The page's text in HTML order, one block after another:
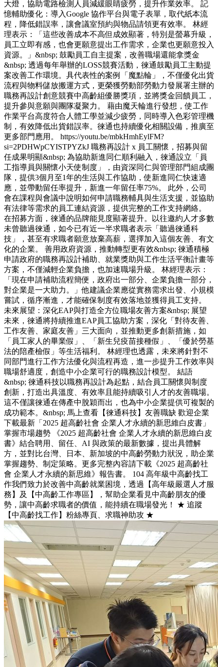
大燈，協助電路檢測人員減緩眼睛疲勞，提升作業效率。 記
憶輔助優化：導入Google 協作平台與電子表單，取代紙本流
程，降低錯誤率，讓會議室預約與物品請領更有效率。 林經
理表示：「這些改善成本不高但成效顯著，特別是螢幕升級，
員工立即有感，也會更願意提出工作需求，企業也更願意投入
資源。」&nbsp; 鼓勵員工自主提案，改善職場還能拿獎金
&nbsp; 透過每年舉辦的LOSS競賽活動，徠通鼓勵員工主動提
案改善工作環境。具代表性的案例「魔點輪」，不僅優化出貨
流程與物料儲放搬運方式，更榮獲勞動部勞動力發展署主辦的
職務再設計創意競賽中高齡組優勝獎項，並將獎金回饋員工，
提升參與意願與團隊凝聚力。 藉由魔天輪進行發想，使工作
作業平台高度符合人體工學並減少疲勞，同時導入色彩管理機
制，有效降低出貨錯誤率。徠通也持續優化相關設備，推廣至
更多部門應用。 https://youtu.be/mbkHmhEylFM?
si=2PDHWpCYISTPYZkJ 職務再設計 x 員工關懷，招募與留
任成果明顯&nbsp; 為協助新進同仁順利融入，徠通設立「員
工指導員與關懷小天使制度」，由資深同仁與管理部門組成團
隊，提供3個月至1年的生活與工作協助，使新進同仁快速適
應，並帶動留任率提升，新進一年留任率75%。 此外，公司
會在課程與會議中說明如何申請職務輔具與生活支援，並協助
有法律等需求的員工連結資源，提供完整的工作支持網絡。
在招募方面，徠通的品牌能見度顯著提升。以往邀約人才多數
未曾聽過徠通，如今已有近一半求職者表示「聽過徠通科
技」，甚至有求職者願意放棄高薪，選擇加入這個友善、有文
化的企業。 善用政府資源，推動轉型更有效&nbsp; 徠通積極
申請政府的職務再設計補助、就業獎助與工作生活平衡計畫等
方案，不僅減輕企業負擔，也加速職場升級。 林經理表示：
「現在申請補助流程簡便，政府出一部分、企業負擔一部分，
對企業是一大助力。」他建議企業應從實務需求出發、小規模
嘗試，循序漸進，才能確保制度有效落地並獲得員工支持。
未來展望：深化EAP與打造全方位職場友善方案&nbsp; 展望
未來，徠通將持續推進EAP員工協助方案，深化「對待友善、
工作友善、家庭友善」三大面向，並推動更多創新措施，如
「員工家人的畢業假」、「新生兒疫苗接種假」、「優於勞基
法的陪產檢假」等生活福利。 林經理也透露，未來將針對不
同部門進行工作方法優化與流程再造，進一步提升工作效率與
職場舒適度，創造中小企業可行的職務設計模型。 結語
&nbsp; 徠通科技以職務再設計為起點，結合員工關懷與制度
創新，打造出具溫度、有效率且能持續吸引人才的友善職場。
這不僅讓徠通在傳產中脫穎而出，也為中小企業提供可複製的
成功範本。&nbsp; 馬上查看【徠通科技】友善職缺 歡迎企業
下載最新「2025 超高齡社會 企業人才永續的新思維白皮書」
掌握市場趨勢 《2025 超高齡社會 企業人才永續的新思維白皮
書》結合聘用、留任、AI 與政策的最新數據，提出具體解
方，並對比台灣、日本、新加坡的中高齡勞動力狀況，助企業
掌握趨勢、制定策略。更多完整內容請下載《2025 超高齡社
會 企業人才永續的新思維》報告書。 104 高年級中高齡找工
作我們致力於改善中高齡就業困境，透過【高年級嚴選人才服
務】及【中高齡工作專區】，幫助企業看見中高齡朋友的優
勢，讓中高齡求職者的價值，能持續在職場發光！ ★ 追蹤
【中高齡找工作】粉絲專頁、求職神助攻 ★